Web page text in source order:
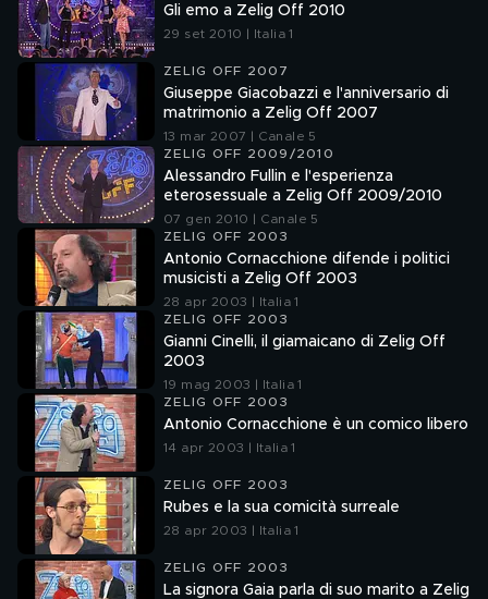
Gli emo a Zelig Off 2010
29 set 2010 | Italia 1
ZELIG OFF 2007
Giuseppe Giacobazzi e l'anniversario di
matrimonio a Zelig Off 2007
13 mar 2007 | Canale 5
ZELIG OFF 2009/2010
Alessandro Fullin e l'esperienza
eterosessuale a Zelig Off 2009/2010
07 gen 2010 | Canale 5
ZELIG OFF 2003
Antonio Cornacchione difende i politici
musicisti a Zelig Off 2003
28 apr 2003 | Italia 1
ZELIG OFF 2003
Gianni Cinelli, il giamaicano di Zelig Off
2003
19 mag 2003 | Italia 1
ZELIG OFF 2003
Antonio Cornacchione è un comico libero
14 apr 2003 | Italia 1
ZELIG OFF 2003
Rubes e la sua comicità surreale
28 apr 2003 | Italia 1
ZELIG OFF 2003
La signora Gaia parla di suo marito a Zelig